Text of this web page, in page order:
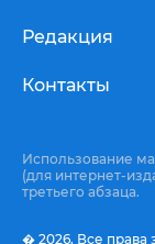
Редакция
Контакты
Использование
(для интернет-
третьего абзаца.
� 2026, Все